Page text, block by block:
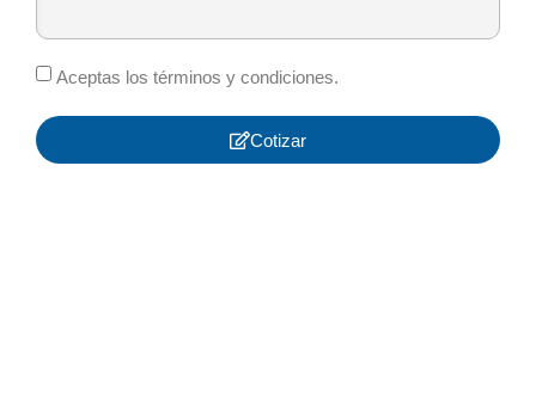
Aceptas los términos y condiciones.
Cotizar